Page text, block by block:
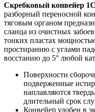
Скребковый конвейер
разборный переносной
тяговым органом
сланца из очистных
тонких пластах
простиранию с углами
воcстанию до 5° любой
Поверхности
подверженные
наплавляются
длительный срок
Конвейер удобен в